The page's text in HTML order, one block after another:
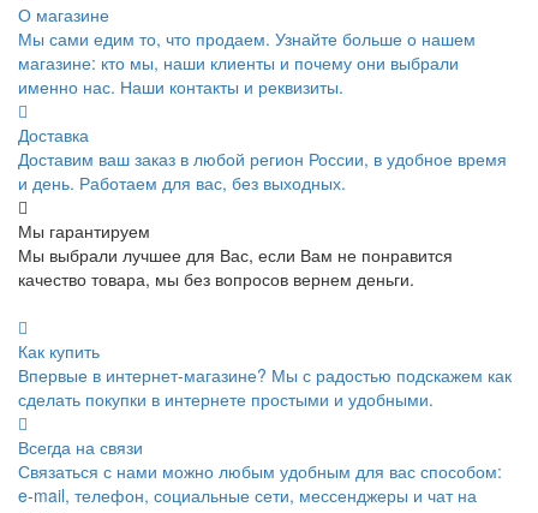
О магазине
Мы сами едим то, что продаем. Узнайте больше о нашем
магазине: кто мы, наши клиенты и почему они выбрали
именно нас. Наши контакты и реквизиты.
Доставка
Доставим ваш заказ в любой регион России, в удобное время
и день. Работаем для вас, без выходных.
Мы гарантируем
Мы выбрали лучшее для Вас, если Вам не понравится
качество товара, мы без вопросов вернем деньги.
Как купить
Впервые в интернет-магазине? Мы с радостью подскажем как
сделать покупки в интернете простыми и удобными.
Всегда на связи
Связаться с нами можно любым удобным для вас способом:
e-mail, телефон, социальные сети, мессенджеры и чат на